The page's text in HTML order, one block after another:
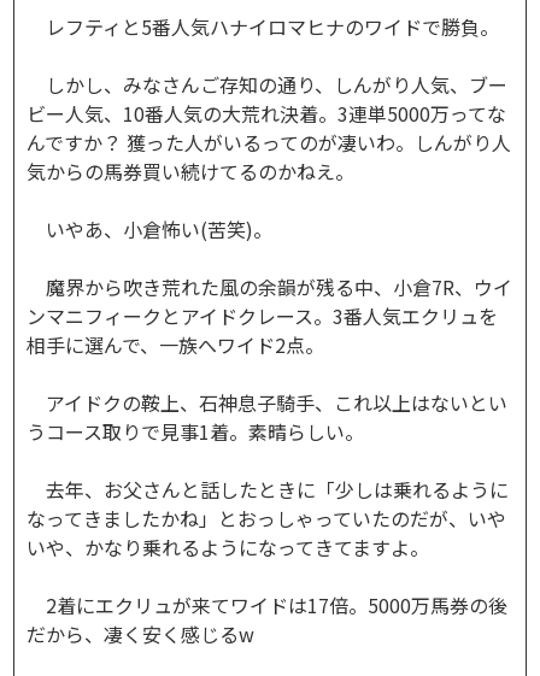
レフティと5番人気ハナイロマヒナのワイドで勝負。
しかし、みなさんご存知の通り、しんがり人気、ブー
ビー人気、10番人気の大荒れ決着。3連単5000万ってな
んですか？ 獲った人がいるってのが凄いわ。しんがり人
気からの馬券買い続けてるのかねえ。
いやあ、小倉怖い(苦笑)。
魔界から吹き荒れた風の余韻が残る中、小倉7R、ウイ
ンマニフィークとアイドクレース。3番人気エクリュを
相手に選んで、一族へワイド2点。
アイドクの鞍上、石神息子騎手、これ以上はないとい
うコース取りで見事1着。素晴らしい。
去年、お父さんと話したときに「少しは乗れるように
なってきましたかね」とおっしゃっていたのだが、いや
いや、かなり乗れるようになってきてますよ。
2着にエクリュが来てワイドは17倍。5000万馬券の後
だから、凄く安く感じるw